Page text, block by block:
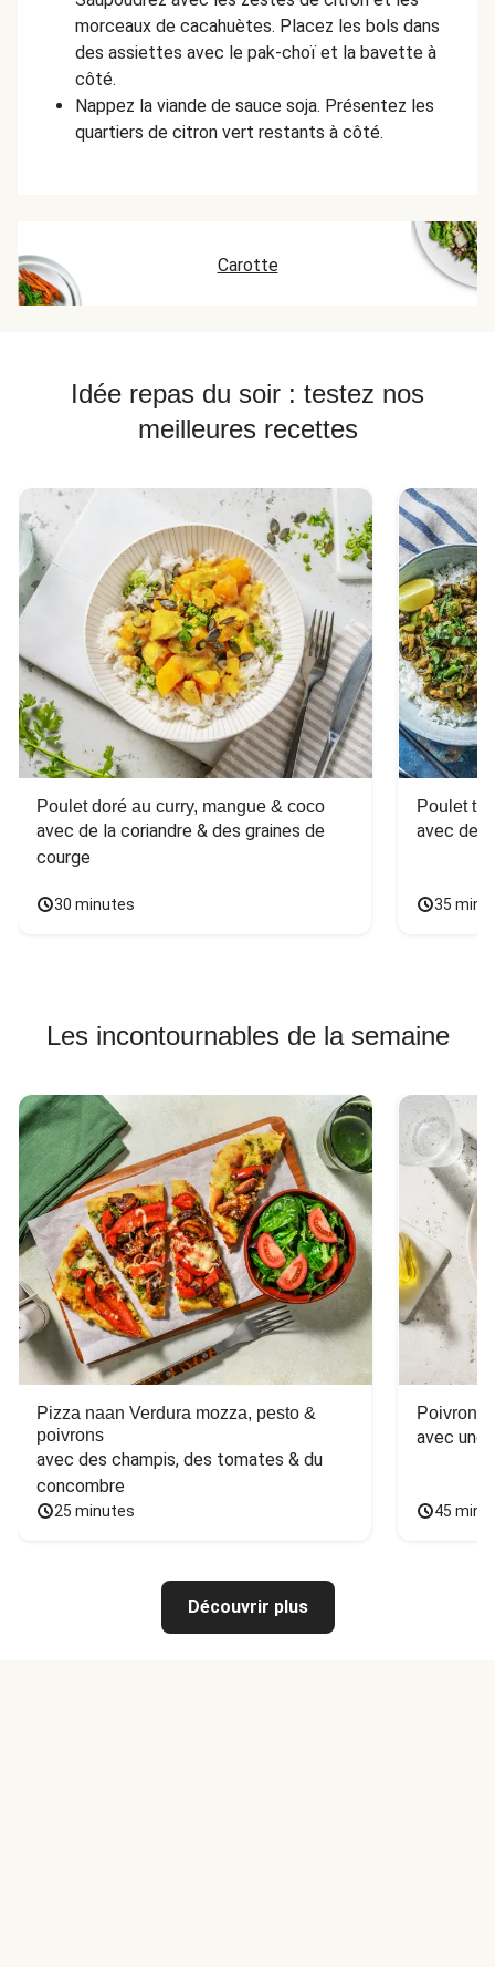
morceaux de cacahuètes. Placez les bols dans
des assiettes avec le pak-choï et la bavette à
côté.
Nappez la viande de sauce soja. Présentez les
quartiers de citron vert restants à côté.
Carotte
Idée repas du soir : testez nos
meilleures recettes
Poulet doré au curry, mangue & coco
avec de la coriandre & des graines de
courge
30 minutes
Poulet
avec des
35
Les incontournables de la semaine
Pizza naan Verdura mozza, pesto &
poivrons
avec des champis, des tomates & du
concombre
25 minutes
Poivron
avec une
45
Découvrir plus